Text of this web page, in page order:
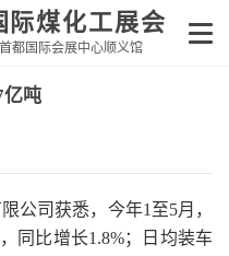
际煤化工展会
都国际会展中心顺义馆
亿吨
公司获悉，今年1至5月，
同比增长1.8%；日均装车